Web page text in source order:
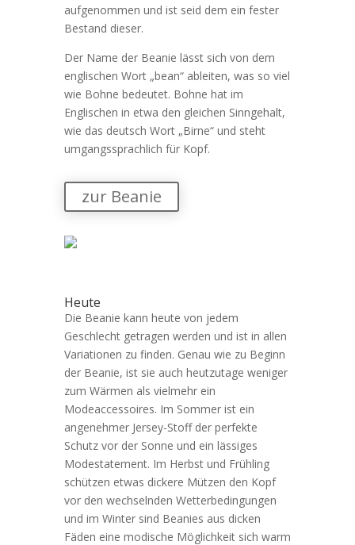
aufgenommen und ist seid dem ein fester
Bestand dieser.
Der Name der Beanie lässt sich von dem
englischen Wort „bean“ ableiten, was so viel
wie Bohne bedeutet. Bohne hat im
Englischen in etwa den gleichen Sinngehalt,
wie das deutsch Wort „Birne“ und steht
umgangssprachlich für Kopf.
zur Beanie
Heute
Die Beanie kann heute von jedem
Geschlecht getragen werden und ist in allen
Variationen zu finden. Genau wie zu Beginn
der Beanie, ist sie auch heutzutage weniger
zum Wärmen als vielmehr ein
Modeaccessoires. Im Sommer ist ein
angenehmer Jersey-Stoff der perfekte
Schutz vor der Sonne und ein lässiges
Modestatement. Im Herbst und Frühling
schützen etwas dickere Mützen den Kopf
vor den wechselnden Wetterbedingungen
und im Winter sind Beanies aus dicken
Fäden eine modische Möglichkeit sich warm